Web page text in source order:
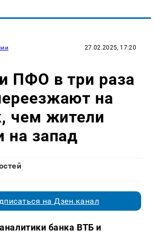
27.02.2025, 17:20
ПФО в три раза
на
чем жители
на запад
на Дзен.канал
банка ВТБ и